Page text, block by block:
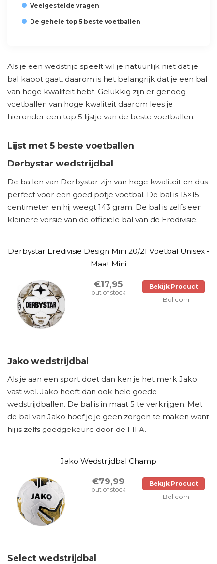
Veelgestelde vragen
De gehele top 5 beste voetballen
Als je een wedstrijd speelt wil je natuurlijk niet dat je
bal kapot gaat, daarom is het belangrijk dat je een bal
van hoge kwaliteit hebt. Gelukkig zijn er genoeg
voetballen van hoge kwaliteit daarom lees je
hieronder een top 5 lijstje van de beste voetballen.
Lijst met 5 beste voetballen
Derbystar wedstrijdbal
De ballen van Derbystar zijn van hoge kwaliteit en dus
perfect voor een goed potje voetbal. De bal is 15×15
centimeter en hij weegt 143 gram. De bal is zelfs een
kleinere versie van de officiële bal van de Eredivisie.
Derbystar Eredivisie Design Mini 20/21 Voetbal Unisex -
Maat Mini
€17,95
out of stock
Bekijk Product
Bol.com
Jako wedstrijdbal
Als je aan een sport doet dan ken je het merk Jako
vast wel. Jako heeft dan ook hele goede
wedstrijdballen. De bal is in maat 5 te verkrijgen. Met
de bal van Jako hoef je je geen zorgen te maken want
hij is zelfs goedgekeurd door de FIFA.
Jako Wedstrijdbal Champ
€79,99
out of stock
Bekijk Product
Bol.com
Select wedstrijdbal